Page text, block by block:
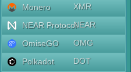
Monero
XMR
NEAR ProtocolNEAR
OmiseGO
OMG
Polkadot
DOT